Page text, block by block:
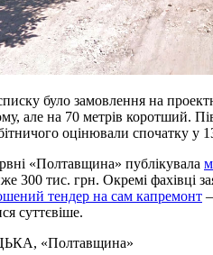
було замовлення на
але на 70 метрів коротший.
оцінювали спочатку
«Полтавщина» публікувала
300 тис. грн. Окремі фахівці
тендер на сам капремонт
суттєвіше.
, «Полтавщина»